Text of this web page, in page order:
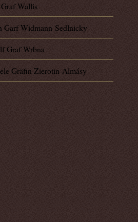
Wallis
Garf Widmann-Sedlnicky
Graf Wrbna
Gräfin Zierotin-Almásy